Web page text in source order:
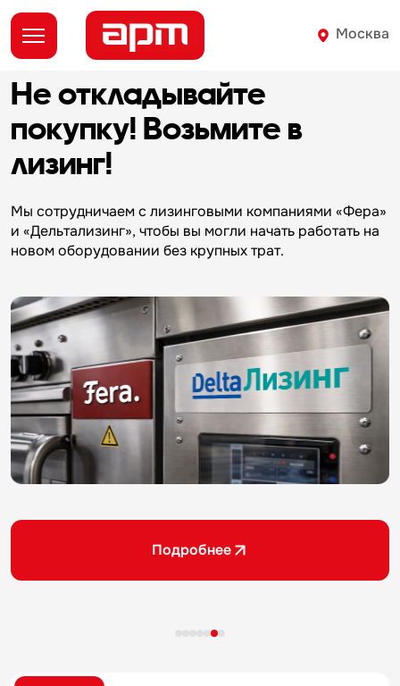
Москва
Не откладывайте
покупку! Возьмите в
лизинг!
Мы сотрудничаем с лизинговыми компаниями «Фера»
и «Дельтализинг», чтобы вы могли начать работать на
новом оборудовании без крупных трат.
Подробнее